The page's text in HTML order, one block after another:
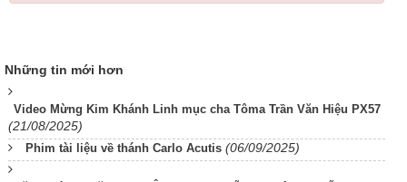
Những tin mới hơn
Video Mừng Kim Khánh Linh mục cha Tôma Trần Văn Hiệu PX57
(21/08/2025)
Phim tài liệu về thánh Carlo Acutis (06/09/2025)